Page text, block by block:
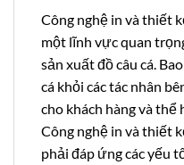
Công nghệ in và thiết
một lĩnh vực quan
sản xuất đồ câu cá.
cá khỏi các tác nhân
cho khách hàng và thể
Công nghệ in và thiết
phải đáp ứng các yếu